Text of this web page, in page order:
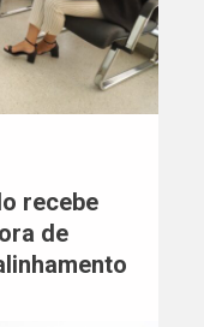
recebe
de